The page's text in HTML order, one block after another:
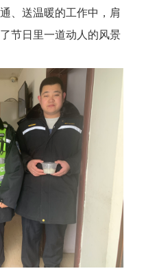
、送温暖的工作中，肩
节日里一道动人的风景